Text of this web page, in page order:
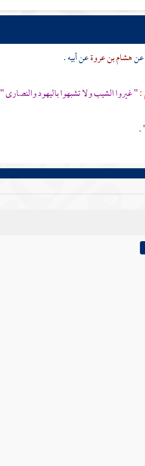
عنهشام بن عروةعن أبيه .
:" غيروا الشيب ولا تشبهوا باليهود والنصارى "
"